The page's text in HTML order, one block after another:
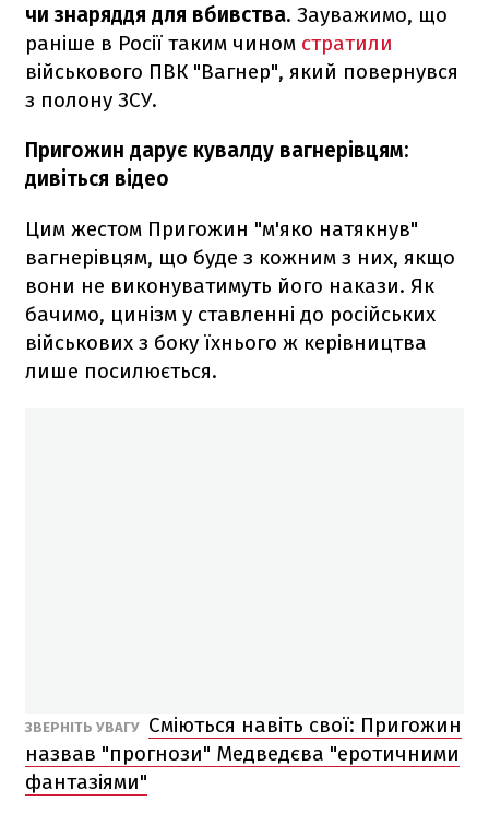
чи знаряддя для вбивства. Зауважимо, що
раніше в Росії таким чином стратили
військового ПВК "Вагнер", який повернувся
з полону ЗСУ.
Пригожин дарує кувалду вагнерівцям:
дивіться відео
Цим жестом Пригожин "м'яко натякнув"
вагнерівцям, що буде з кожним з них, якщо
вони не виконуватимуть його накази. Як
бачимо, цинізм у ставленні до російських
військових з боку їхнього ж керівництва
лише посилюється.
ЗВЕРНІТЬ УВАГУ Сміються навіть свої: Пригожин
назвав "прогнози" Медведєва "еротичними
фантазіями"